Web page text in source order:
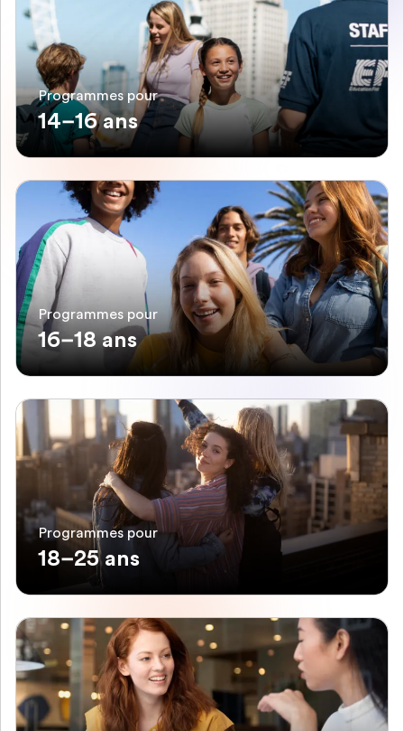
Programmes pour
14–16 ans
Programmes pour
16–18 ans
Programmes pour
18–25 ans